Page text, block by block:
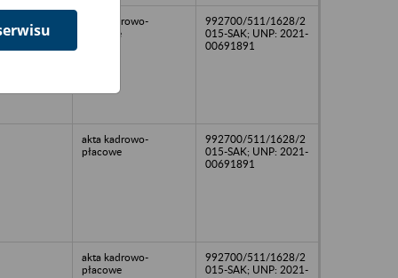
akta kadrowo-
płacowe
992700/511/1628/2
015-SAK; UNP: 2021-
00691891
akta kadrowo-
płacowe
992700/511/1628/2
015-SAK; UNP: 2021-
00691891
akta kadrowo-
płacowe
992700/511/1628/2
015-SAK; UNP: 2021-